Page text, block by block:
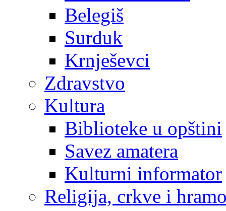
Belegiš
Surduk
Krnješevci
Zdravstvo
Kultura
Biblioteke u opštini
Savez amatera
Kulturni informator
Religija, crkve i